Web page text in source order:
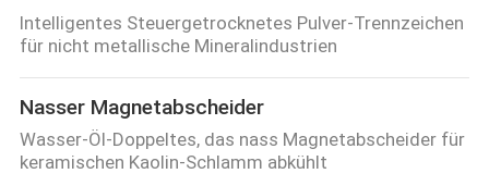
Intelligentes Steuergetrocknetes Pulver-Trennzeichen
für nicht metallische Mineralindustrien
Nasser Magnetabscheider
Wasser-Öl-Doppeltes, das nass Magnetabscheider für
keramischen Kaolin-Schlamm abkühlt